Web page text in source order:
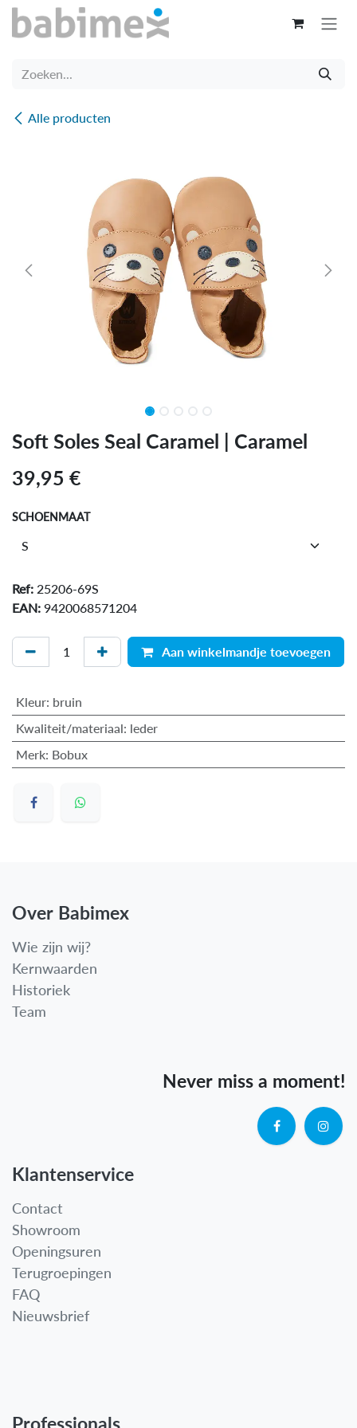
Overslaan naar inhoud
Alle producten
Soft Soles Seal Caramel | Caramel
39,95 €
SCHOENMAAT
Ref: 25206-69S
EAN: 9420068571204
Aan winkelmandje toevoegen
Kleur: bruin
Kwaliteit/materiaal: leder
Merk: Bobux
Over Babimex
Wie zijn wij?
Kernwaarden
Historiek
Team
Never miss a moment!
Klantenservice
Contact
Showroom
Openingsuren
Terugroepingen
FAQ
Nieuwsbrief